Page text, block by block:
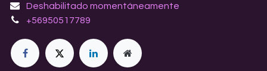
Deshabilitado momentáneamente
+56950517789